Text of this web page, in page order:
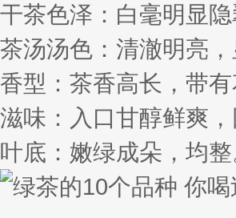
干茶色泽：白毫明显隐
茶汤汤色：清澈明亮，
香型：茶香高长，带有
滋味：入口甘醇鲜爽，
叶底：嫩绿成朵，均整